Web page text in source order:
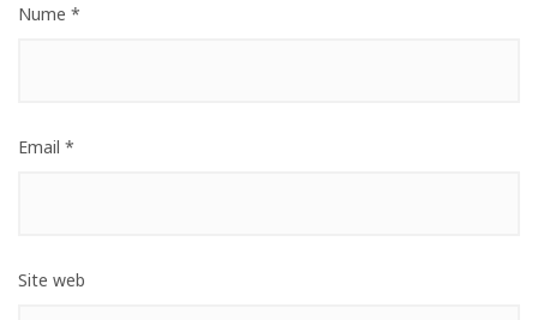
Nume *
Email *
Site web